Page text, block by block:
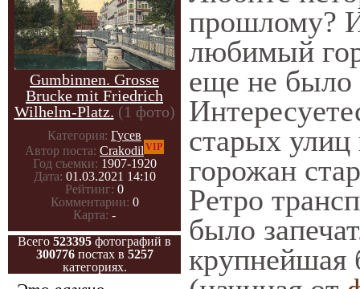
Gumbinnen. Grosse
Brucke mit Friedrich
Wilhelm-Platz. (1 фото)
Категория: Гусев
Автор поста: Crakodil VIP
Год съемки: 1907-1920
Дата: 01.03.2021 14:10
Рейтинг: 0
Комментарии: 0
Карта: -
Всего 523395 фотографий в
300776постах в 5257
категориях.
прошлому?
любимый
еще не было
старых
горожан
Ретро
было
крупнейшая